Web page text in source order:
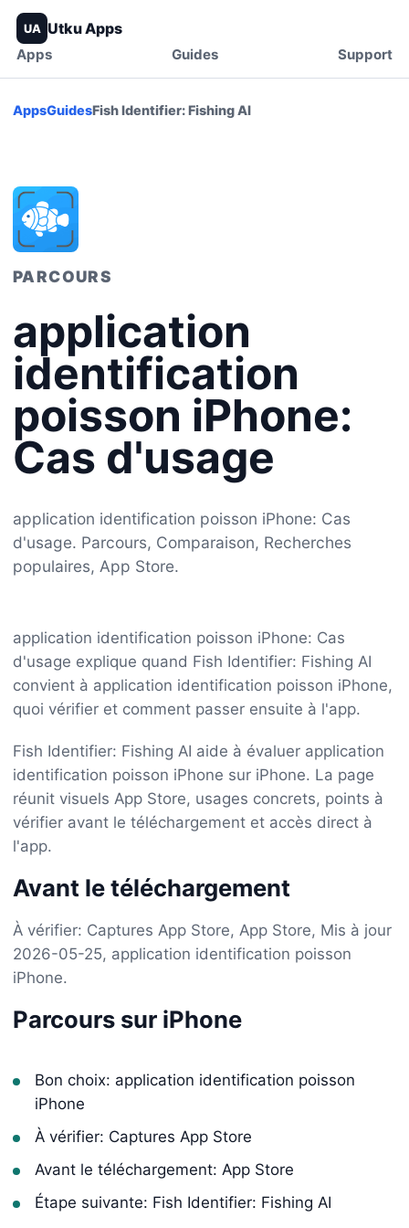
UA Utku Apps
Apps Guides Support
AppsGuidesFish Identifier: Fishing AI
PARCOURS
application
identification
poisson iPhone:
Cas d'usage
application identification poisson iPhone: Cas
d'usage. Parcours, Comparaison, Recherches
populaires, App Store.
application identification poisson iPhone: Cas
d'usage explique quand Fish Identifier: Fishing AI
convient à application identification poisson iPhone,
quoi vérifier et comment passer ensuite à l'app.
Fish Identifier: Fishing AI aide à évaluer application
identification poisson iPhone sur iPhone. La page
réunit visuels App Store, usages concrets, points à
vérifier avant le téléchargement et accès direct à
l'app.
Avant le téléchargement
À vérifier: Captures App Store, App Store, Mis à jour
2026-05-25, application identification poisson
iPhone.
Parcours sur iPhone
Bon choix: application identification poisson
iPhone
À vérifier: Captures App Store
Avant le téléchargement: App Store
Étape suivante: Fish Identifier: Fishing AI